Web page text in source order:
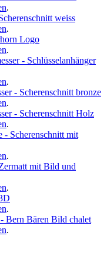
.
weiss
.
Logo
.
- Schlüsselanhänger
.
- Scherenschnitt bronze
.
- Scherenschnitt Holz
.
- Scherenschnitt mit
.
mit Bild und
.
.
Bern Bären Bild chalet
.